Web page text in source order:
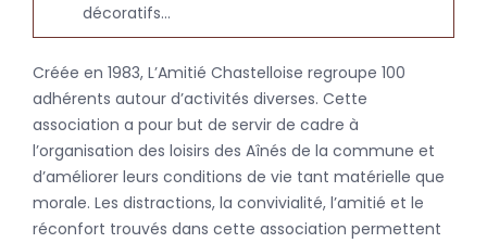
Créée en 1983, L’Amitié Chastelloise regroupe 100
adhérents autour d’activités diverses. Cette
association a pour but de servir de cadre à
l’organisation des loisirs des Aînés de la commune et
d’améliorer leurs conditions de vie tant matérielle que
morale. Les distractions, la convivialité, l’amitié et le
réconfort trouvés dans cette association permettent
décoratifs…